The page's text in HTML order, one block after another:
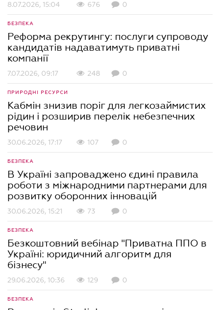
8.07.2026, 15:04 676 0
БЕЗПЕКА
Реформа рекрутингу: послуги супроводу
кандидатів надаватимуть приватні
компанії
7.07.2026, 09:17 248 0
ПРИРОДНІ РЕСУРСИ
Кабмін знизив поріг для легкозаймистих
рідин і розширив перелік небезпечних
речовин
30.06.2026, 17:17 107 0
БЕЗПЕКА
В Україні запроваджено єдині правила
роботи з міжнародними партнерами для
розвитку оборонних інновацій
30.06.2026, 15:21 73 0
БЕЗПЕКА
Безкоштовний вебінар "Приватна ППО в
Україні: юридичний алгоритм для
бізнесу"
29.06.2026, 10:36 129 0
БЕЗПЕКА